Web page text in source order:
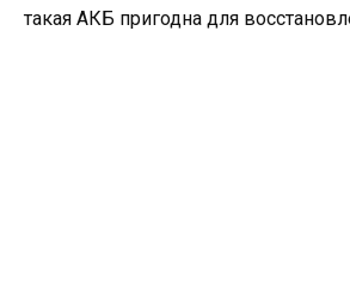
такая АКБ пригодна для